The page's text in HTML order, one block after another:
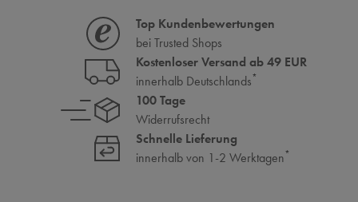
Top Kundenbewertungen
bei Trusted Shops
Kostenloser Versand ab 49 EUR
innerhalb Deutschlands*
100 Tage
Widerrufsrecht
Schnelle Lieferung
innerhalb von 1-2 Werktagen*